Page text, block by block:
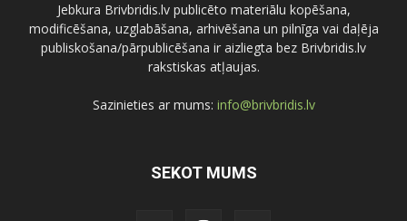
Jebkura Brivbridis.lv publicēto materiālu kopēšana,
modificēšana, uzglabāšana, arhivēšana un pilnīga vai daļēja
publiskošana/pārpublicēšana ir aizliegta bez Brivbridis.lv
rakstiskas atļaujas.
Sazinieties ar mums: info@brivbridis.lv
SEKOT MUMS